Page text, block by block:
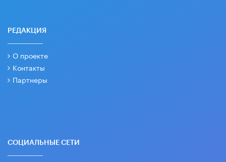
РЕДАКЦИЯ
О проекте
Контакты
Партнеры
СОЦИАЛЬНЫЕ СЕТИ